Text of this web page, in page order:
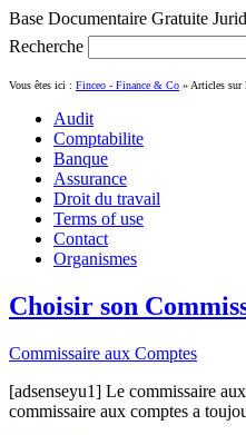
Base Documentaire Gratuite
Recherche
Vous êtes ici : Finceo - Finance & Co » Articles sur
Audit
Comptabilite
Banque
Assurance
Droit du travail
Terms of use
Contact
Organismes
Choisir son
Commissaire aux Comptes
[adsenseyu1] Le commissaire
commissaire aux comptes a